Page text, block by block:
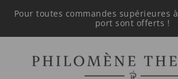
Pour toutes commandes supérieures à
port sont offerts !